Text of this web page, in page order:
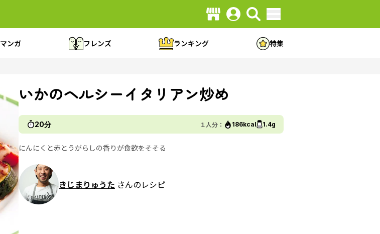
マンガ フレンズ ランキング 特集
いかのヘルシーイタリアン炒め
20分 １人分： 186kcal 1.4g
にんにくと赤とうがらしの香りが食欲をそそる
きじまりゅうた さんのレシピ